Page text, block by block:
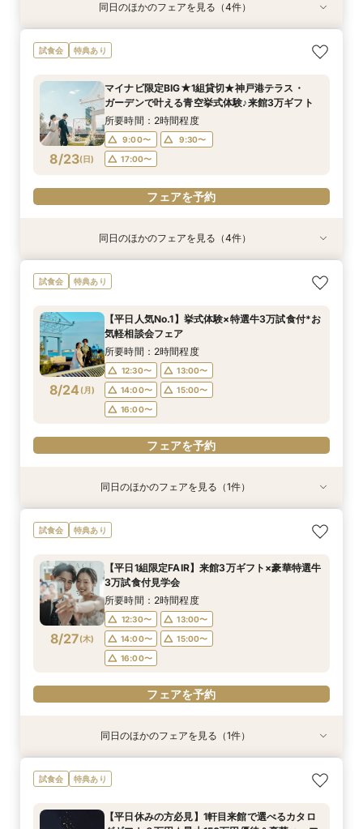
特典あり
8/22(土)
【料理重視の方へ】6名〜家族で貸切♪神戸の海×
シェフ特製試食×じっくり安心相談会
9:00〜
10:00〜
14:00〜
15:00〜
17:00〜
特典あり
8/22(土)
年内ウェディングがお得に間に合う！安心準備＆
試食付きフェア
9:00〜
10:00〜
14:00〜
15:00〜
17:00〜
特典あり
8/22(土)
【愛する家族と叶える感動の1日】挙式参列OK*
ペット連れ婚相談会
9:00〜
10:00〜
14:00〜
15:00〜
16:00〜
特典あり
8/22(土)
SNSで670万回再生!「心を動かす結婚式」相談
フェア
9:00〜
10:00〜
14:00〜
15:00〜
17:00〜
同日のほかのフェアを見る（4件）
試食会 特典あり
8/23(日)
マイナビ限定BIG★1組貸切★神戸港テラス・
ガーデンで叶える青空挙式体験♪来館3万ギフト
所要時間：2時間程度
9:00〜
9:30〜
17:00〜
フェアを予約
特典あり
8/23(日)
【ナイトウェディング歓迎】神戸の海×1000万ド
ルの夜景で叶える特別な夜のウェディングパー
所要時間：2時間程度
17:00〜
フェアを予約
特典あり
8/23(日)
マイナビ限定＼結婚式どうしたいかわからない方
へ／GOOD WEDDING AWARD2025ベスト50受
会★試食付・来館カタログギフト最大3万円
所要時間：2時間程度
17:00〜
フェアを予約
特典あり
8/23(日)
【2件目以降限定】持込無料×自由スタイル★最
大1万ギフト券付
9:00〜
10:00〜
17:00〜
フェアを予約
特典あり
8/23(日)
【人気グルメサイト★4.72】評判のレストラン
料理試食付き相談会
9:00〜
9:30〜
17:00〜
フェアを予約
同日のほかのフェアを見る（4件）
試食会 特典あり
8/24 (月)
【平日人気No.1】挙式体験×特選牛3万試食付*お
気軽相談会フェア
所要時間：2時間程度
12:30〜
13:00〜
14:00〜
15:00〜
16:00〜
フェアを予約
特典あり
8/24(月)
【6名様～少人数貸切OK】20名89万円～♪ご家
族＆ご友人様と過ごすアットホームウェディング
メージを膨らませる全館見学ツアー☆
所要時間：2時間程度
14:00〜
15:00〜
16:00〜
フェアを予約
同日のほかのフェアを見る（1件）
試食会 特典あり
8/27(木)
【平日1組限定FAIR】来館3万ギフト×豪華特選牛
3万試食付見学会
所要時間：2時間程度
12:30〜
13:00〜
14:00〜
15:00〜
16:00〜
フェアを予約
特典あり
【6名様～少人数貸切OK】20名89万円～♪ご家
族＆ご友人様と過ごすアットホームウェディング
メージを膨らませる全館見学ツアー☆
所要時間：2時間程度
同日のほかのフェアを見る（1件）
試食会 特典あり
【平日休みの方必見】1軒目来館で選べるカタロ